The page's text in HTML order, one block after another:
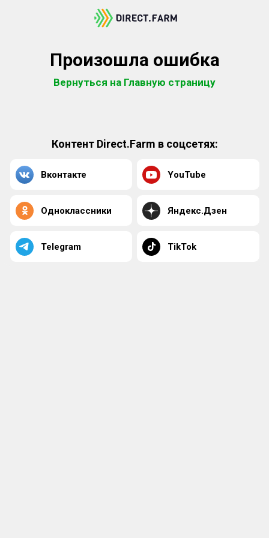
Произошла ошибка
Вернуться на Главную страницу
Контент Direct.Farm в соцсетях:
Вконтакте YouTube
Одноклассники Яндекс.Дзен
Telegram TikTok